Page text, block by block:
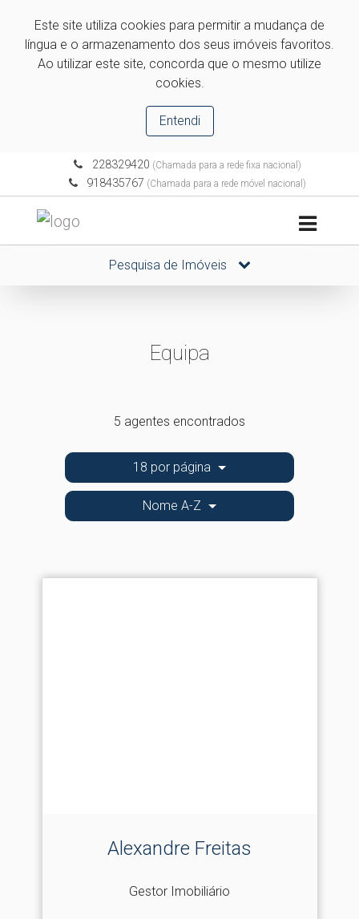
Este site utiliza cookies para permitir a mudança de
língua e o armazenamento dos seus imóveis favoritos.
Ao utilizar este site, concorda que o mesmo utilize
cookies.
Entendi
228329420 (Chamada para a rede fixa nacional)
918435767 (Chamada para a rede móvel nacional)
Pesquisa de Imóveis
Equipa
5 agentes encontrados
18 por página
Nome A-Z
Alexandre Freitas
Gestor Imobiliário